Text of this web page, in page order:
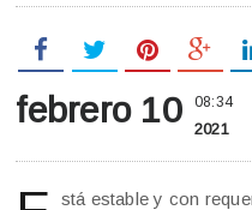
febrero 10 08:34
2021
stá estable y con